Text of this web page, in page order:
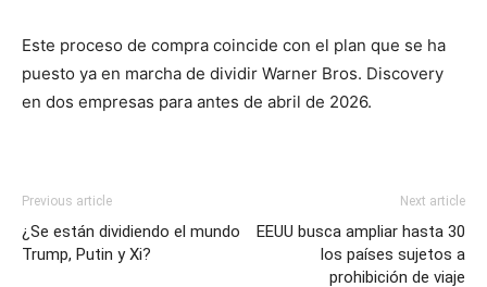
Este proceso de compra coincide con el plan que se ha
puesto ya en marcha de dividir Warner Bros. Discovery
en dos empresas para antes de abril de 2026.
Previous article
¿Se están dividiendo el mundo
Trump, Putin y Xi?
Next article
EEUU busca ampliar hasta 30
los países sujetos a
prohibición de viaje